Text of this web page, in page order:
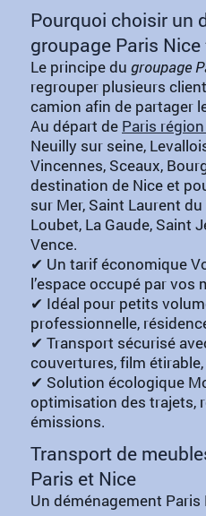
Pourquoi choisir un
groupage Paris Nice
Le principe du groupage
regrouper plusieurs
camion afin de partager
Au départ de Paris
Neuilly sur seine,
Vincennes, Sceaux,
destination de Nice et
sur Mer, Saint Laurent
Loubet, La Gaude, Saint
Vence.
✔ Un tarif économique
l’espace occupé par vos
✔ Idéal pour petits
professionnelle,
✔ Transport sécurisé
couvertures, film
✔ Solution écologique
optimisation des trajets,
émissions.
Transport de
Paris et Nice
Un déménagement